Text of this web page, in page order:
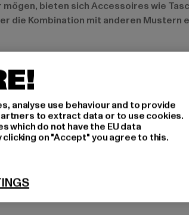
bieten sich Accessoires wie
die Kombination mit anderen Mustern
oder -Rock kombiniert mit Jeans
Raffinesse verleihen. Für
roten Teppich und in ihrem Alltag.
Looks inspirieren Fashionistas
analyse use behaviour and to provide
to extract data or to use cookies.
which do not have the EU data
on "Accept" you agree to this.